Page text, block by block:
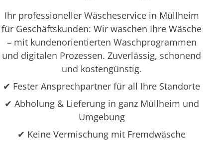
Ihr professioneller Wäscheservice in Müllheim
für Geschäftskunden: Wir waschen Ihre Wäsche
– mit kundenorientierten Waschprogrammen
und digitalen Prozessen. Zuverlässig, schonend
und kostengünstig.
✔ Fester Ansprechpartner für all Ihre Standorte
✔ Abholung & Lieferung in ganz Müllheim und
Umgebung
✔ Keine Vermischung mit Fremdwäsche